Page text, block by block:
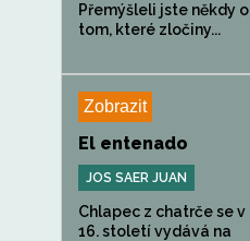
Přemýšleli jste někdy o
tom, které zločiny...
Zobrazit
El entenado
JOS SAER JUAN
Chlapec z chatrče se v
16. století vydává na